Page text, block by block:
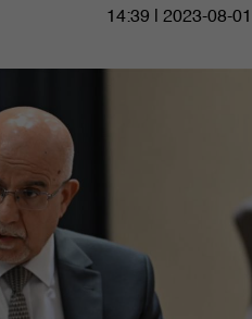
14:39 | 2023-08-01